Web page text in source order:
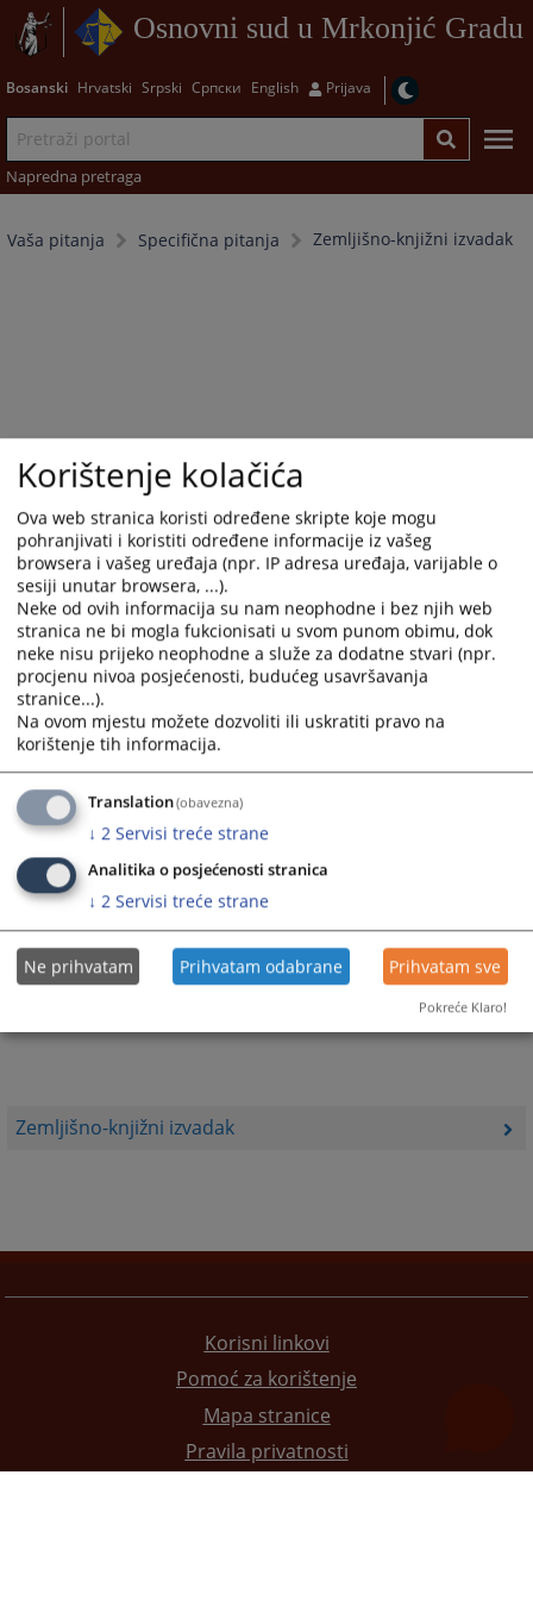
Osnovni sud u Mrkonjić Gradu
Bosanski Hrvatski Srpski Српски English Prijava
Napredna pretraga
Vaša pitanja Specifična pitanja Zemljišno-knjižni izvadak
Zemljišno-knjižni izvadak
Trenutno nema vijesti
Korisni linkovi
Pomoć za korištenje
Mapa stranice
Pravila privatnosti
Korištenje kolačića
Ova web stranica koristi određene skripte koje mogu
pohranjivati i koristiti određene informacije iz vašeg
browsera i vašeg uređaja (npr. IP adresa uređaja, varijable o
sesiji unutar browsera, ...).
Neke od ovih informacija su nam neophodne i bez njih web
stranica ne bi mogla fukcionisati u svom punom obimu, dok
neke nisu prijeko neophodne a služe za dodatne stvari (npr.
procjenu nivoa posjećenosti, budućeg usavršavanja
stranice...).
Na ovom mjestu možete dozvoliti ili uskratiti pravo na
korištenje tih informacija.
Translation(obavezna)
↓ 2 Servisi treće strane
Analitika o posjećenosti stranica
↓ 2 Servisi treće strane
Ne prihvatam Prihvatam odabrane Prihvatam sve
Pokreće Klaro!